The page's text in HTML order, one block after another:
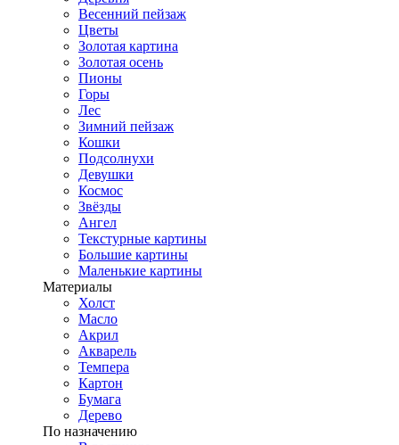
Весенний пейзаж
Цветы
Золотая картина
Золотая осень
Пионы
Горы
Лес
Зимний пейзаж
Кошки
Подсолнухи
Девушки
Космос
Звёзды
Ангел
Текстурные картины
Большие картины
Маленькие картины
Материалы
Холст
Масло
Акрил
Акварель
Темпера
Картон
Бумага
Дерево
По назначению